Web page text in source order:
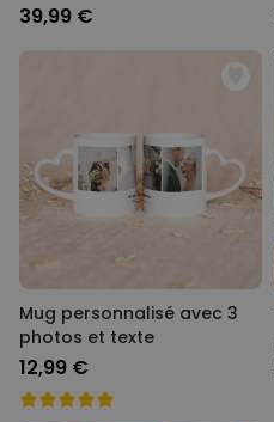
39,99 €
Mug personnalisé avec 3
photos et texte
12,99 €